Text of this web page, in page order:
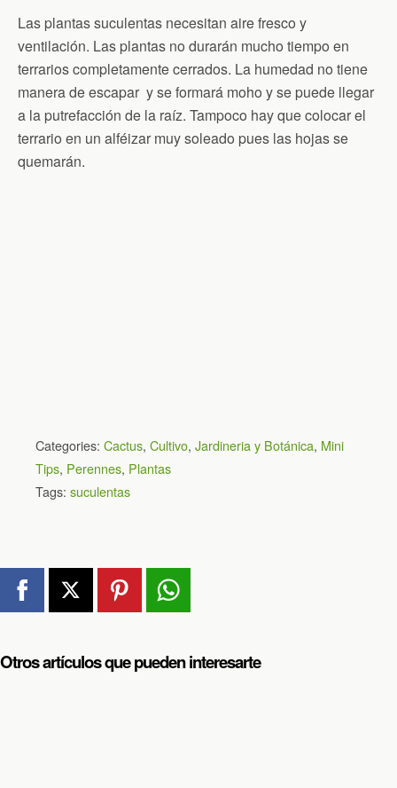
Las plantas suculentas necesitan aire fresco y
ventilación. Las plantas no durarán mucho tiempo en
terrarios completamente cerrados. La humedad no tiene
manera de escapar y se formará moho y se puede llegar
a la putrefacción de la raíz. Tampoco hay que colocar el
terrario en un alféizar muy soleado pues las hojas se
quemarán.
Categories: Cactus, Cultivo, Jardineria y Botánica, Mini
Tips, Perennes, Plantas
Tags: suculentas
Otros artículos que pueden interesarte